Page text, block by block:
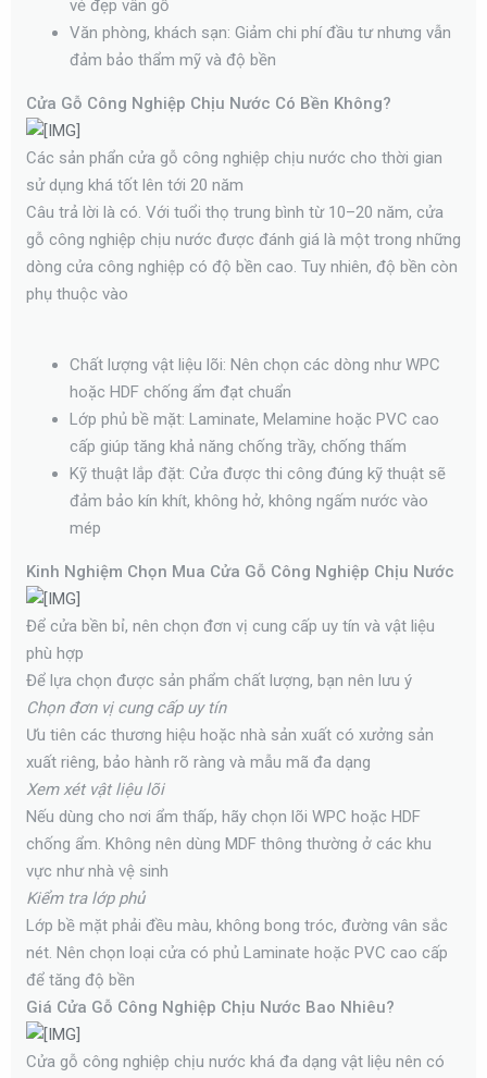
vẻ đẹp vân gỗ
Văn phòng, khách sạn: Giảm chi phí đầu tư nhưng vẫn
đảm bảo thẩm mỹ và độ bền
Cửa Gỗ Công Nghiệp Chịu Nước Có Bền Không?
Các sản phẩn cửa gỗ công nghiệp chịu nước cho thời gian
sử dụng khá tốt lên tới 20 năm
Câu trả lời là có. Với tuổi thọ trung bình từ 10–20 năm, cửa
gỗ công nghiệp chịu nước được đánh giá là một trong những
dòng cửa công nghiệp có độ bền cao. Tuy nhiên, độ bền còn
phụ thuộc vào
Chất lượng vật liệu lõi: Nên chọn các dòng như WPC
hoặc HDF chống ẩm đạt chuẩn
Lớp phủ bề mặt: Laminate, Melamine hoặc PVC cao
cấp giúp tăng khả năng chống trầy, chống thấm
Kỹ thuật lắp đặt: Cửa được thi công đúng kỹ thuật sẽ
đảm bảo kín khít, không hở, không ngấm nước vào
mép
Kinh Nghiệm Chọn Mua Cửa Gỗ Công Nghiệp Chịu Nước
Để cửa bền bỉ, nên chọn đơn vị cung cấp uy tín và vật liệu
phù hợp
Để lựa chọn được sản phẩm chất lượng, bạn nên lưu ý
Chọn đơn vị cung cấp uy tín
Ưu tiên các thương hiệu hoặc nhà sản xuất có xưởng sản
xuất riêng, bảo hành rõ ràng và mẫu mã đa dạng
Xem xét vật liệu lõi
Nếu dùng cho nơi ẩm thấp, hãy chọn lõi WPC hoặc HDF
chống ẩm. Không nên dùng MDF thông thường ở các khu
vực như nhà vệ sinh
Kiểm tra lớp phủ
Lớp bề mặt phải đều màu, không bong tróc, đường vân sắc
nét. Nên chọn loại cửa có phủ Laminate hoặc PVC cao cấp
để tăng độ bền
Giá Cửa Gỗ Công Nghiệp Chịu Nước Bao Nhiêu?
Cửa gỗ công nghiệp chịu nước khá đa dạng vật liệu nên có